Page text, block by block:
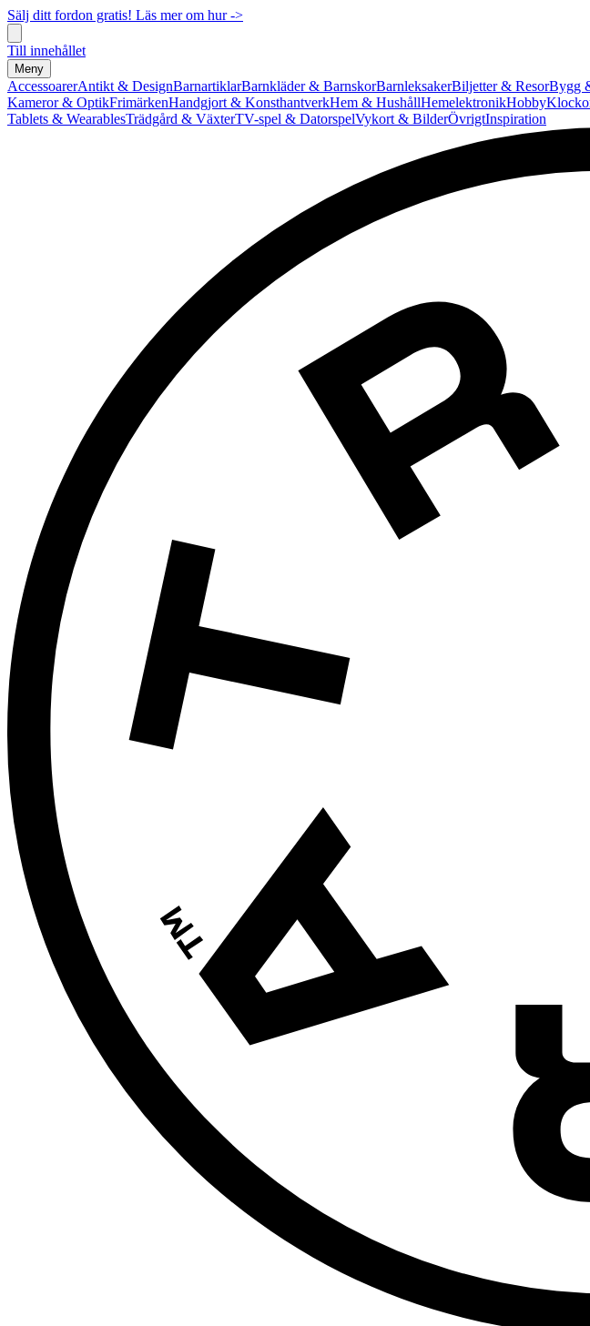
Sälj ditt fordon gratis! Läs mer om hur ->
Till innehållet
Meny
AccessoarerAntikt & DesignBarnartiklarBarnkläder & BarnskorBarnleksakerBiljetter & ResorBygg
Kameror & OptikFrimärkenHandgjort & KonsthantverkHem & HushållHemelektronikHobby
Tablets & WearablesTrädgård & VäxterTV-spel & DatorspelVykort & BilderÖvrigtInspiration